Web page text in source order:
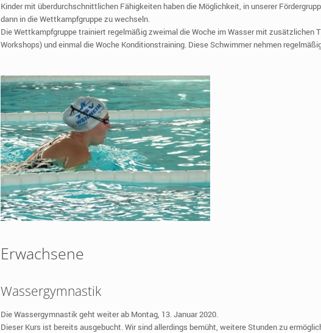
Kinder mit überdurchschnittlichen Fähigkeiten haben die Möglichkeit, in unserer
dann in die Wettkampfgruppe zu wechseln.
Die Wettkampfgruppe trainiert regelmäßig zweimal die Woche im Wasser mit zusätzlichen
Workshops) und einmal die Woche Konditionstraining. Diese Schwimmer nehmen
Erwachsene
Wassergymnastik
Die Wassergymnastik geht weiter ab Montag, 13. Januar 2020.
Dieser Kurs ist bereits ausgebucht. Wir sind allerdings bemüht, weitere Stunden zu